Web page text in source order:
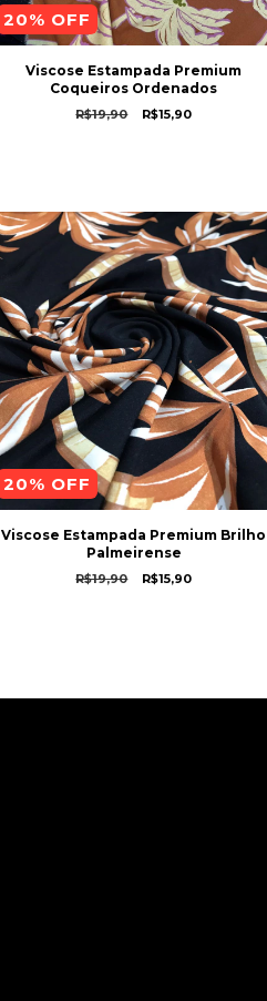
20% OFF
Viscose Estampada Premium
Coqueiros Ordenados
R$19,90 R$15,90
20% OFF
Viscose Estampada Premium Brilho
Palmeirense
R$19,90 R$15,90